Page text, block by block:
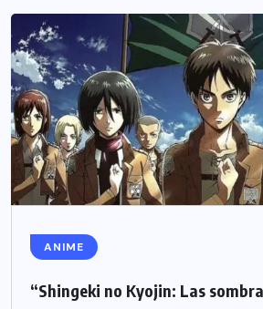
ANIME
“Shingeki no Kyojin: Las